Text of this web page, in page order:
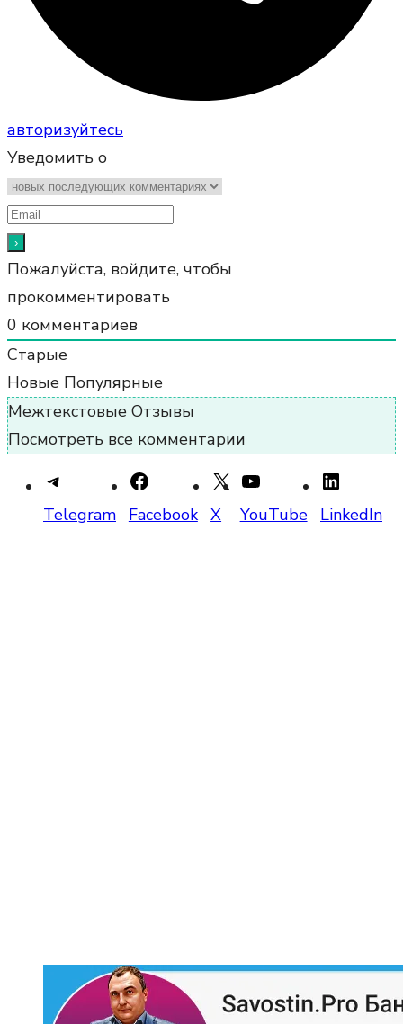
авторизуйтесь
Уведомить о
Пожалуйста, войдите, чтобы
прокомментировать
0 комментариев
Старые
Новые Популярные
Межтекстовые Отзывы
Посмотреть все комментарии
Telegram Facebook X YouTube LinkedIn